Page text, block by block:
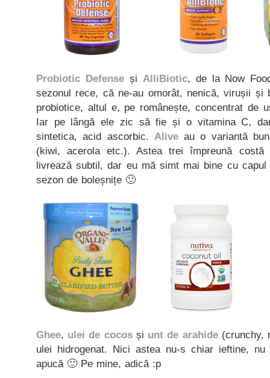
Probiotic Defenseși AlliBiotic, de la Now
sezonul rece, că ne-au omorât, nenică, virușii și
probiotice, altul e, pe românește, concentrat de
Iar pe lângă ele zic să fie și o vitamina C,
sintetica, acid ascorbic. Aliveau o variantă
(kiwi, acerola etc.). Astea trei împreună
livrează subtil, dar eu mă simt mai bine cu
sezon de boleșnițe 🙂
Ghee, ulei de cocosși unt de arahide(crunchy,
ulei hidrogenat. Nici astea nu-s chiar ieftine,
apucă 🙂 Pe mine, adică :p